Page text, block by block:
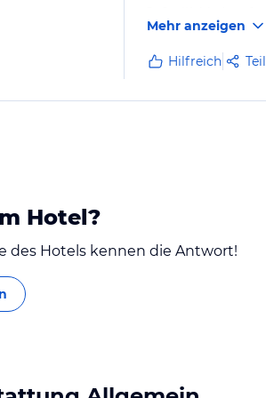
Mehr anzeigen
Hilfreich
Hotel?
des Hotels kennen die Antwort!